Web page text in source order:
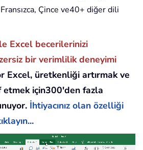
Çince ve40+ diğer dili
Excel becerilerinizi
bir verimlilik deneyimi
Excel, üretkenliği artırmak ve
için300'den fazla
İhtiyacınız olan özelliği